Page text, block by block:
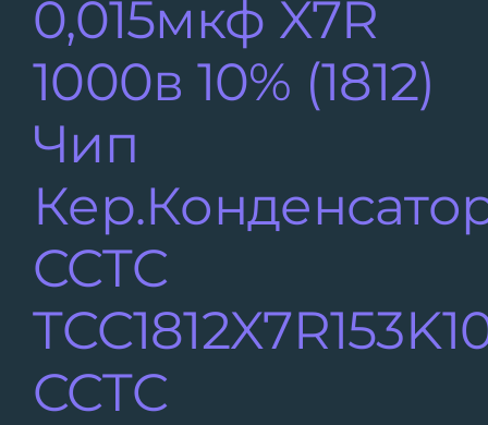
Контакты
0,015мкф X7R
1000в 10% (1812)
Чип
CCTC
CCTC